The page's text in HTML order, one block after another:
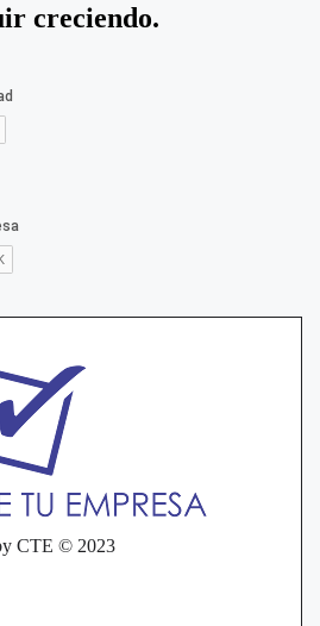
creciendo.
CTE © 2023